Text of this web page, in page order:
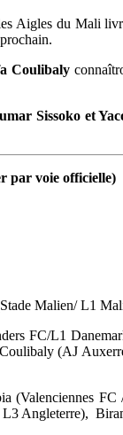
Aigles du Mali
Coulibaly
Sissoko et
par voie officielle)
Malien/ L1
FC/L1
(AJ
(Valenciennes
Angleterre),